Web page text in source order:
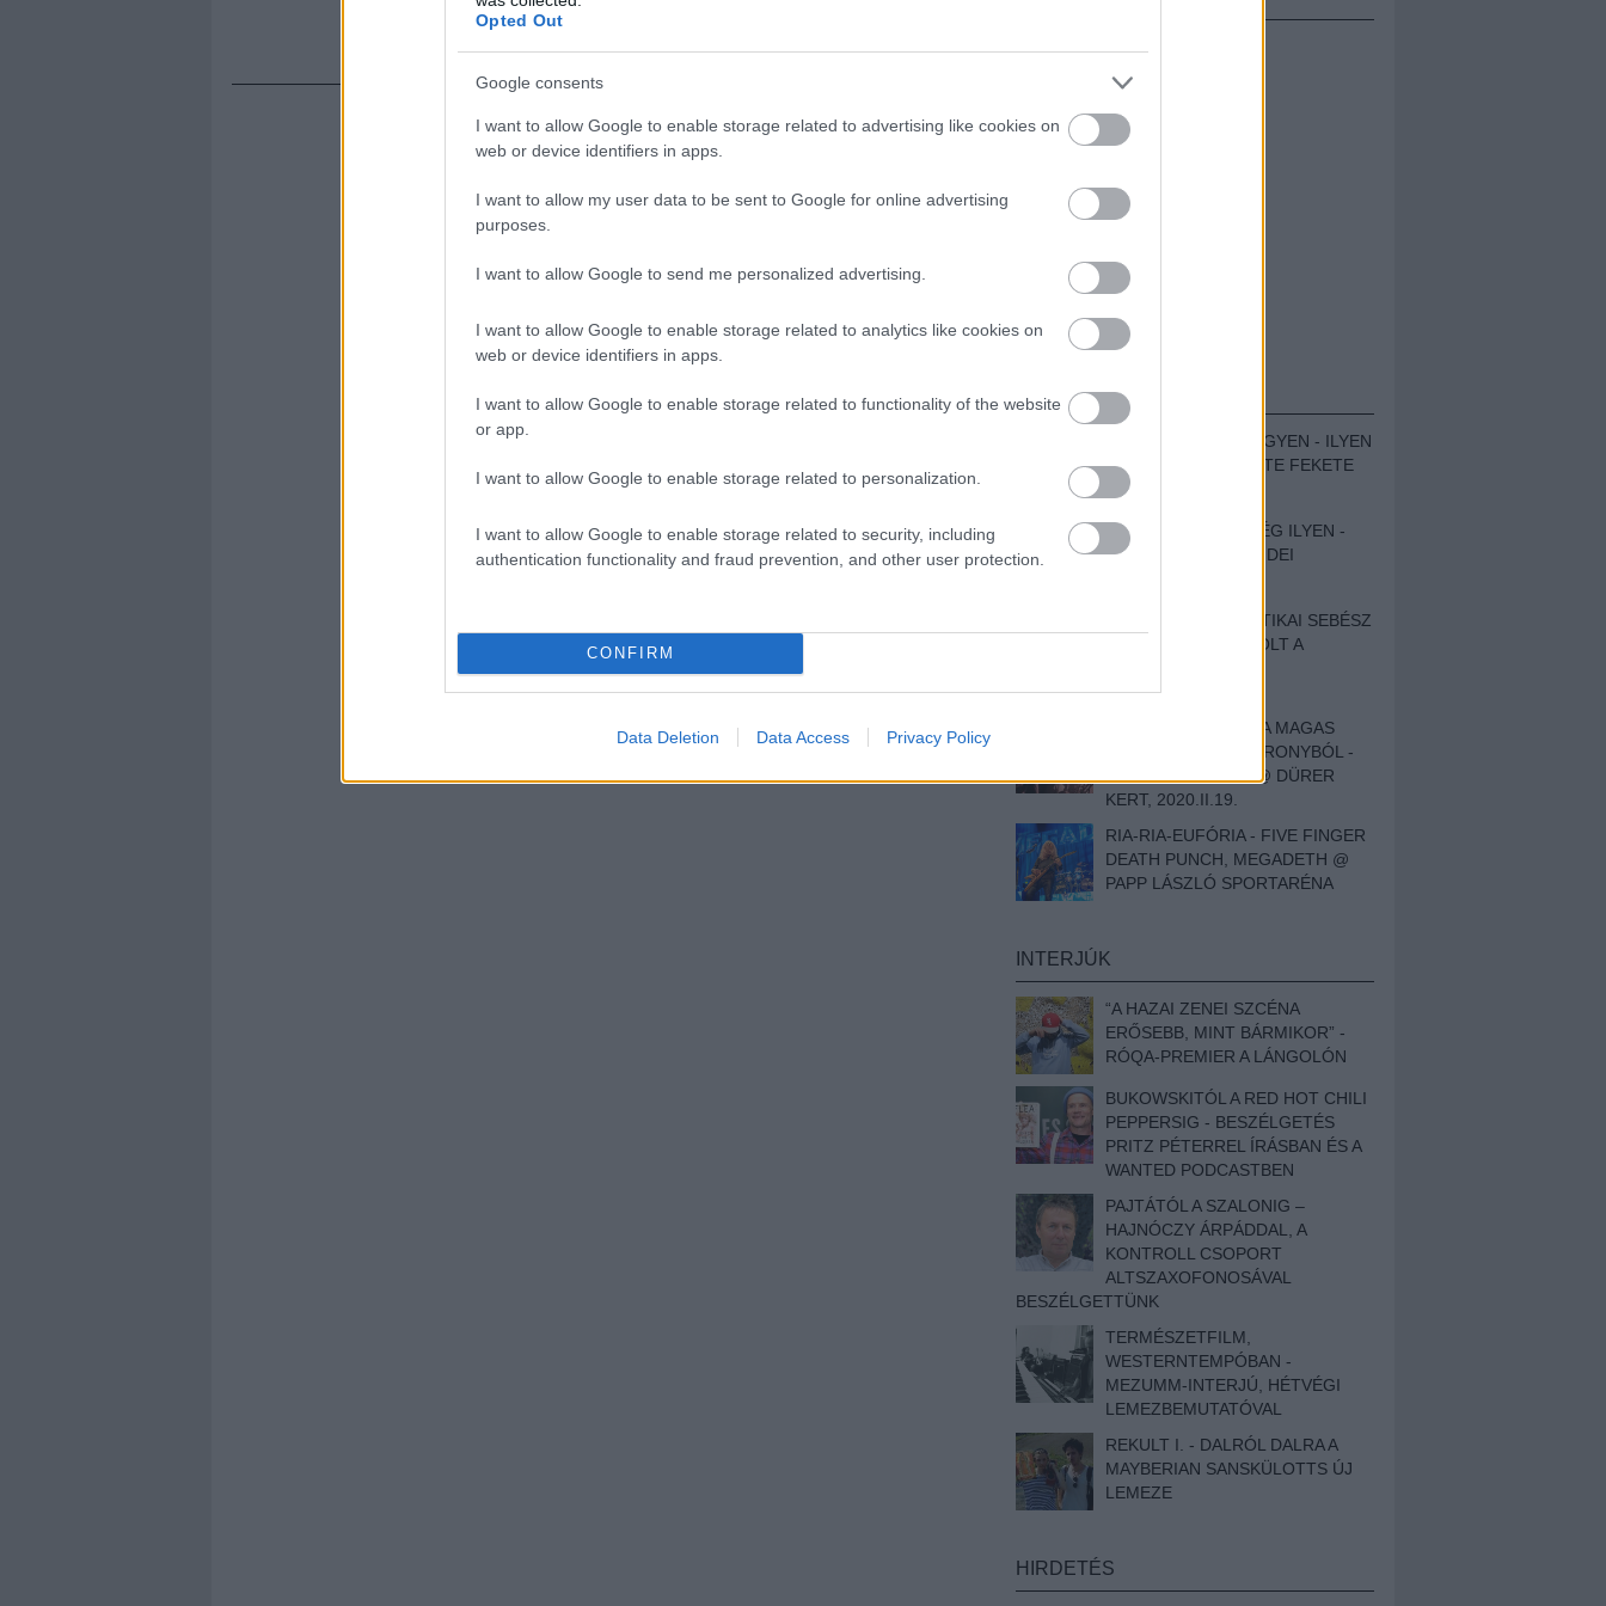
Opted Out
Google consents
I want to allow Google to enable storage related to advertising like cookies on
web or device identifiers in apps.
I want to allow my user data to be sent to Google for online advertising
purposes.
I want to allow Google to send me personalized advertising.
I want to allow Google to enable storage related to analytics like cookies on
web or device identifiers in apps.
I want to allow Google to enable storage related to functionality of the website
or app.
I want to allow Google to enable storage related to personalization.
I want to allow Google to enable storage related to security, including
authentication functionality and fraud prevention, and other user protection.
CONFIRM
Data Deletion Data Access Privacy Policy
BESZÁMOLÓK
ZENÉS TÁBOR A HEGYEN - ILYEN
VOLT A VÍRUS SZÜLTE FEKETE
ZAJ FESZTIVÁL
SOHA NEM VOLT MÉG ILYEN -
BESZÁMOLÓNK AZ IDEI
EGY HALLÁSPLASZTIKAI SEBÉSZ
NAPLÓJA - ILYEN VOLT A
DOKUMENTUMFILM
MÉLY FÉRFIBÁNAT A MAGAS
ELEFÁNTCSONTTORONYBÓL -
LEPROUS, KLONE @ DÜRER
KERT, 2020.II.19.
RIA-RIA-EUFÓRIA - FIVE FINGER
DEATH PUNCH, MEGADETH @
PAPP LÁSZLÓ SPORTARÉNA
INTERJÚK
“A HAZAI ZENEI SZCÉNA
ERŐSEBB, MINT BÁRMIKOR” -
RÓQA-PREMIER A LÁNGOLÓN
BUKOWSKITÓL A RED HOT CHILI
PEPPERSIG - BESZÉLGETÉS
PRITZ PÉTERREL ÍRÁSBAN ÉS A
WANTED PODCASTBEN
PAJTÁTÓL A SZALONIG –
HAJNÓCZY ÁRPÁDDAL, A
KONTROLL CSOPORT
ALTSZAXOFONOSÁVAL
BESZÉLGETTÜNK
TERMÉSZETFILM,
WESTERNTEMPÓBAN -
MEZUMM-INTERJÚ, HÉTVÉGI
LEMEZBEMUTATÓVAL
REKULT I. - DALRÓL DALRA A
MAYBERIAN SANSKÜLOTTS ÚJ
LEMEZE
HIRDETÉS